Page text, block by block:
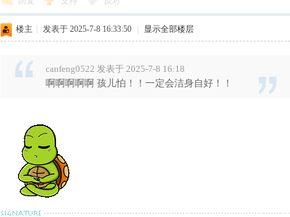
楼主 发表于 2025-7-8 16:33:50 显示全部楼层
canfeng0522 发表于 2025-7-8 16:18
啊啊啊啊啊 孩儿怕！！一定会洁身自好！！